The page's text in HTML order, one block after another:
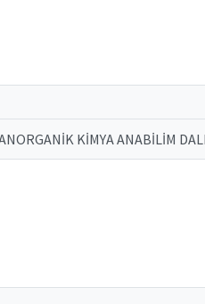
KİMYA ANABİLİM